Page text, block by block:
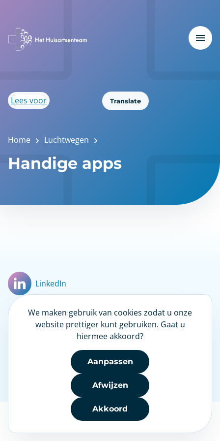
Lees voor Translate
Home Luchtwegen
Handige apps
LinkedIn
Nieuwsbrief
NHG Heeft u een klacht?
Toegankelijkheid
We maken gebruik van cookies zodat u onze
website prettiger kunt gebruiken. Gaat u
hiermee akkoord?
Aanpassen
Afwijzen
Akkoord